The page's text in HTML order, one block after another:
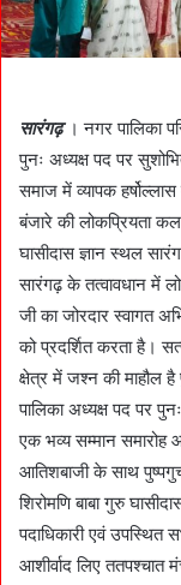
सारंगढ़। नगर पालिका
पुनः अध्यक्ष पद पर
समाज में व्यापक
बंजारे की लोकप्रियता
घासीदास ज्ञान स्थल
सारंगढ़ के तत्वावधान में
जी का जोरदार स्वागत
को प्रदर्शित करता है।
क्षेत्र में जश्न की माहौल
पालिका अध्यक्ष पद पर
एक भव्य सम्मान समारोह
आतिशबाजी के साथ
शिरोमणि बाबा गुरु
पदाधिकारी एवं उपस्थित
आशीर्वाद लिए ततपश्चात